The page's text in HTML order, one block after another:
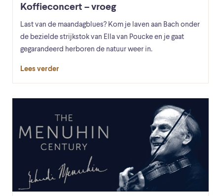
Koffieconcert – vroeg
Last van de maandagblues? Kom je laven aan Bach onder
de bezielde strijkstok van Ella van Poucke en je gaat
gegarandeerd herboren de natuur weer in.
Lees verder